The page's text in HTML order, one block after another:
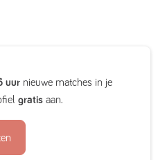
uur nieuwe matches in je
gratis aan.